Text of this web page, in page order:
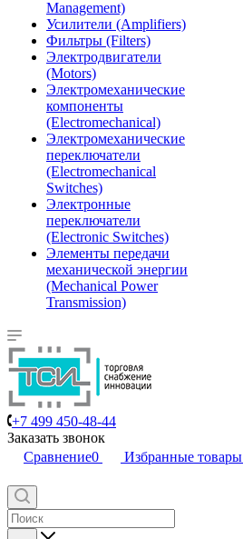
Management)
Усилители (Amplifiers)
Фильтры (Filters)
Электродвигатели
(Motors)
Электромеханические
компоненты
(Electromechanical)
Электромеханические
переключатели
(Electromechanical
Switches)
Электронные
переключатели
(Electronic Switches)
Элементы передачи
механической энергии
(Mechanical Power
Transmission)
+7 499 450-48-44
Заказать звонок
Сравнение0 Избранные товары